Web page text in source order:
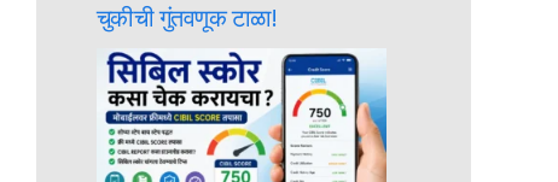
चुकीची गुंतवणूक टाळा!